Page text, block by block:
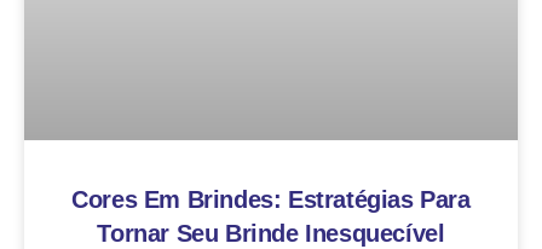
Cores Em Brindes: Estratégias Para
Tornar Seu Brinde Inesquecível